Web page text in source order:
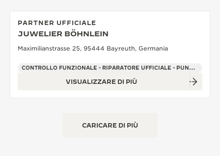
PARTNER UFFICIALE
JUWELIER BÖHNLEIN
Maximilianstrasse 25, 95444 Bayreuth, Germania
CONTROLLO FUNZIONALE - RIPARATORE UFFICIALE - PUNTO VENDITA
VISUALIZZARE DI PIÙ
CARICARE DI PIÙ